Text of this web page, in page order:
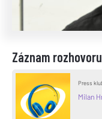
Záznam rozhovoru